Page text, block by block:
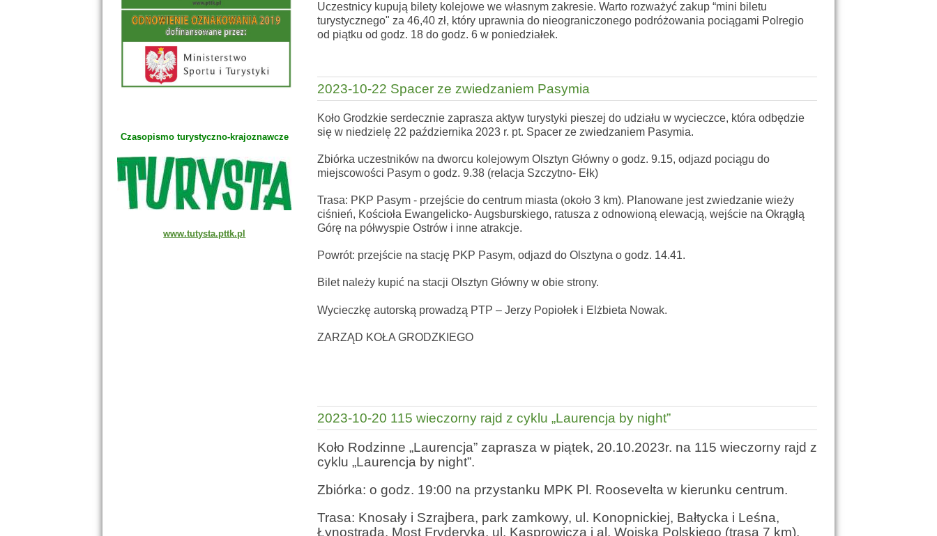
Czasopismo turystyczno-krajoznawcze
www.tutysta.pttk.pl
Uczestnicy kupują bilety kolejowe we własnym zakresie. Warto rozważyć zakup “mini biletu
turystycznego" za 46,40 zł, który uprawnia do nieograniczonego podróżowania pociągami Polregio
od piątku od godz. 18 do godz. 6 w poniedziałek.
2023-10-22 Spacer ze zwiedzaniem Pasymia
Koło Grodzkie serdecznie zaprasza aktyw turystyki pieszej do udziału w wycieczce, która odbędzie
się w niedzielę 22 października 2023 r. pt. Spacer ze zwiedzaniem Pasymia.
Zbiórka uczestników na dworcu kolejowym Olsztyn Główny o godz. 9.15, odjazd pociągu do
miejscowości Pasym o godz. 9.38 (relacja Szczytno- Ełk)
Trasa: PKP Pasym - przejście do centrum miasta (około 3 km). Planowane jest zwiedzanie wieży
ciśnień, Kościoła Ewangelicko- Augsburskiego, ratusza z odnowioną elewacją, wejście na Okrągłą
Górę na półwyspie Ostrów i inne atrakcje.
Powrót: przejście na stację PKP Pasym, odjazd do Olsztyna o godz. 14.41.
Bilet należy kupić na stacji Olsztyn Główny w obie strony.
Wycieczkę autorską prowadzą PTP – Jerzy Popiołek i Elżbieta Nowak.
ZARZĄD KOŁA GRODZKIEGO
2023-10-20 115 wieczorny rajd z cyklu „Laurencja by night”
Koło Rodzinne „Laurencja” zaprasza w piątek, 20.10.2023r. na 115 wieczorny rajd z
cyklu „Laurencja by night”.
Zbiórka: o godz. 19:00 na przystanku MPK Pl. Roosevelta w kierunku centrum.
Trasa: Knosały i Szrajbera, park zamkowy, ul. Konopnickiej, Bałtycka i Leśna,
Łynostrada, Most Fryderyka, ul. Kasprowicza i al. Wojska Polskiego (trasa 7 km).